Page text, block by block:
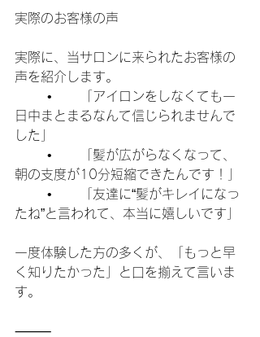
実際のお客様の声
実際に、当サロンに来られたお客様の
声を紹介します。
日中まとまるなんて信じられませんで
した」
朝の支度が10分短縮できたんです！」
たね”と言われて、本当に嬉しいです」
一度体験した方の多くが、「もっと早
く知りたかった」と口を揃えて言いま
す。
⸻